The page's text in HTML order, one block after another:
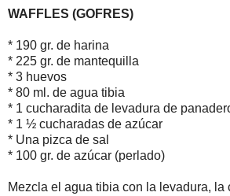
WAFFLES (GOFRES)
* 190 gr. de harina
* 225 gr. de mantequilla
* 3 huevos
* 80 ml. de agua tibia
* 1 cucharadita de levadura de
* 1 ½ cucharadas de azúcar
* Una pizca de sal
* 100 gr. de azúcar (perlado)
Mezcla el agua tibia con la levadura, la